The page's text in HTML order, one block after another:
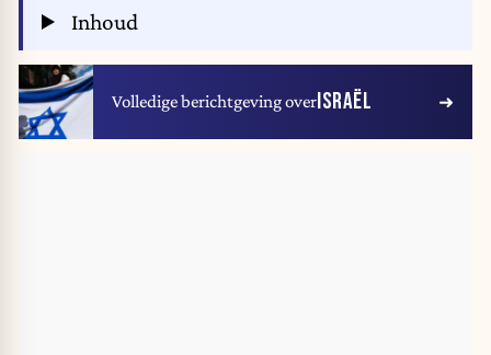
Inhoud
Volledige berichtgeving overISRAËL